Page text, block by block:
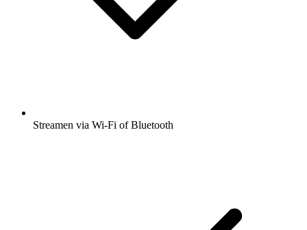
Streamen via Wi-Fi of Bluetooth